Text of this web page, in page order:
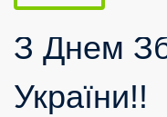
З Днем
України!!